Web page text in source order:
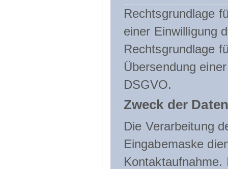
Rechtsgrundlage
einer Einwilligung
Rechtsgrundlage
Übersendung
DSGVO.
Zweck der
Die Verarbeitung
Eingabemaske